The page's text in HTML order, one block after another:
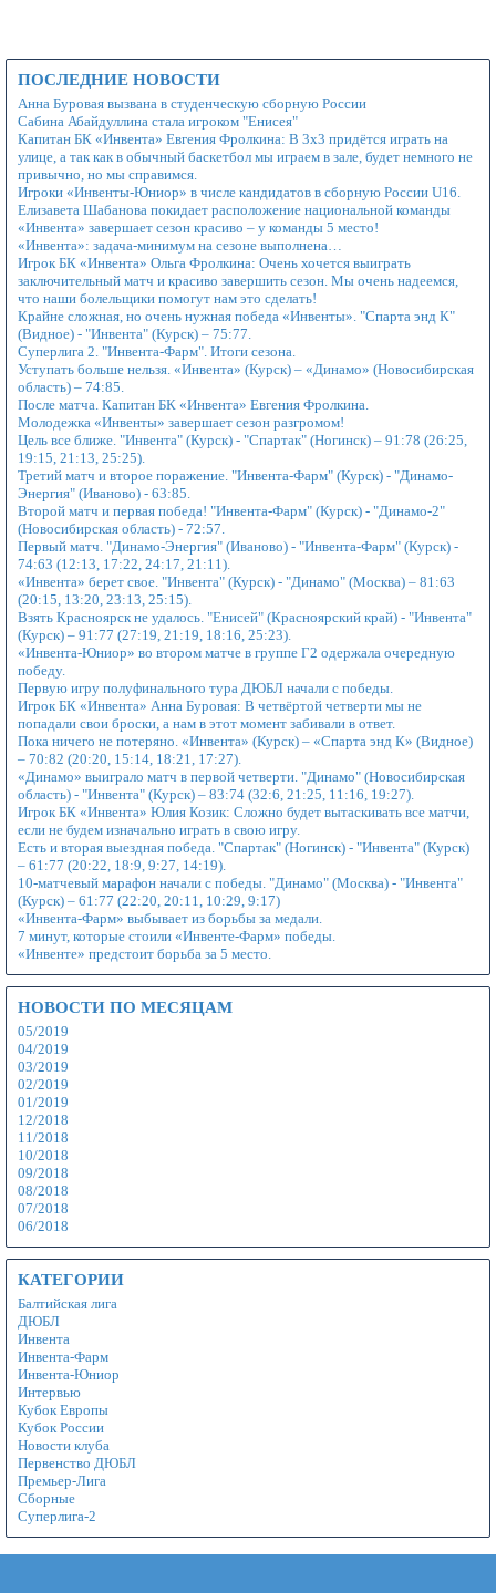
ПОСЛЕДНИЕ НОВОСТИ
Анна Буровая вызвана в студенческую сборную России
Сабина Абайдуллина стала игроком "Енисея"
Капитан БК «Инвента» Евгения Фролкина: В 3х3 придётся играть на
улице, а так как в обычный баскетбол мы играем в зале, будет немного не
привычно, но мы справимся.
Игроки «Инвенты-Юниор» в числе кандидатов в сборную России U16.
Елизавета Шабанова покидает расположение национальной команды
«Инвента» завершает сезон красиво – у команды 5 место!
«Инвента»: задача-минимум на сезоне выполнена…
Игрок БК «Инвента» Ольга Фролкина: Очень хочется выиграть
заключительный матч и красиво завершить сезон. Мы очень надеемся,
что наши болельщики помогут нам это сделать!
Крайне сложная, но очень нужная победа «Инвенты». "Спарта энд К"
(Видное) - "Инвента" (Курск) – 75:77.
Суперлига 2. "Инвента-Фарм". Итоги сезона.
Уступать больше нельзя. «Инвента» (Курск) – «Динамо» (Новосибирская
область) – 74:85.
После матча. Капитан БК «Инвента» Евгения Фролкина.
Молодежка «Инвенты» завершает сезон разгромом!
Цель все ближе. "Инвента" (Курск) - "Спартак" (Ногинск) – 91:78 (26:25,
19:15, 21:13, 25:25).
Третий матч и второе поражение. "Инвента-Фарм" (Курск) - "Динамо-
Энергия" (Иваново) - 63:85.
Второй матч и первая победа! "Инвента-Фарм" (Курск) - "Динамо-2"
(Новосибирская область) - 72:57.
Первый матч. "Динамо-Энергия" (Иваново) - "Инвента-Фарм" (Курск) -
74:63 (12:13, 17:22, 24:17, 21:11).
«Инвента» берет свое. "Инвента" (Курск) - "Динамо" (Москва) – 81:63
(20:15, 13:20, 23:13, 25:15).
Взять Красноярск не удалось. "Енисей" (Красноярский край) - "Инвента"
(Курск) – 91:77 (27:19, 21:19, 18:16, 25:23).
«Инвента-Юниор» во втором матче в группе Г2 одержала очередную
победу.
Первую игру полуфинального тура ДЮБЛ начали с победы.
Игрок БК «Инвента» Анна Буровая: В четвёртой четверти мы не
попадали свои броски, а нам в этот момент забивали в ответ.
Пока ничего не потеряно. «Инвента» (Курск) – «Спарта энд К» (Видное)
– 70:82 (20:20, 15:14, 18:21, 17:27).
«Динамо» выиграло матч в первой четверти. "Динамо" (Новосибирская
область) - "Инвента" (Курск) – 83:74 (32:6, 21:25, 11:16, 19:27).
Игрок БК «Инвента» Юлия Козик: Сложно будет вытаскивать все матчи,
если не будем изначально играть в свою игру.
Есть и вторая выездная победа. "Спартак" (Ногинск) - "Инвента" (Курск)
– 61:77 (20:22, 18:9, 9:27, 14:19).
10-матчевый марафон начали с победы. "Динамо" (Москва) - "Инвента"
(Курск) – 61:77 (22:20, 20:11, 10:29, 9:17)
«Инвента-Фарм» выбывает из борьбы за медали.
7 минут, которые стоили «Инвенте-Фарм» победы.
«Инвенте» предстоит борьба за 5 место.
НОВОСТИ ПО МЕСЯЦАМ
05/2019
04/2019
03/2019
02/2019
01/2019
12/2018
11/2018
10/2018
09/2018
08/2018
07/2018
06/2018
КАТЕГОРИИ
Балтийская лига
ДЮБЛ
Инвента
Инвента-Фарм
Инвента-Юниор
Интервью
Кубок Европы
Кубок России
Новости клуба
Первенство ДЮБЛ
Премьер-Лига
Сборные
Суперлига-2